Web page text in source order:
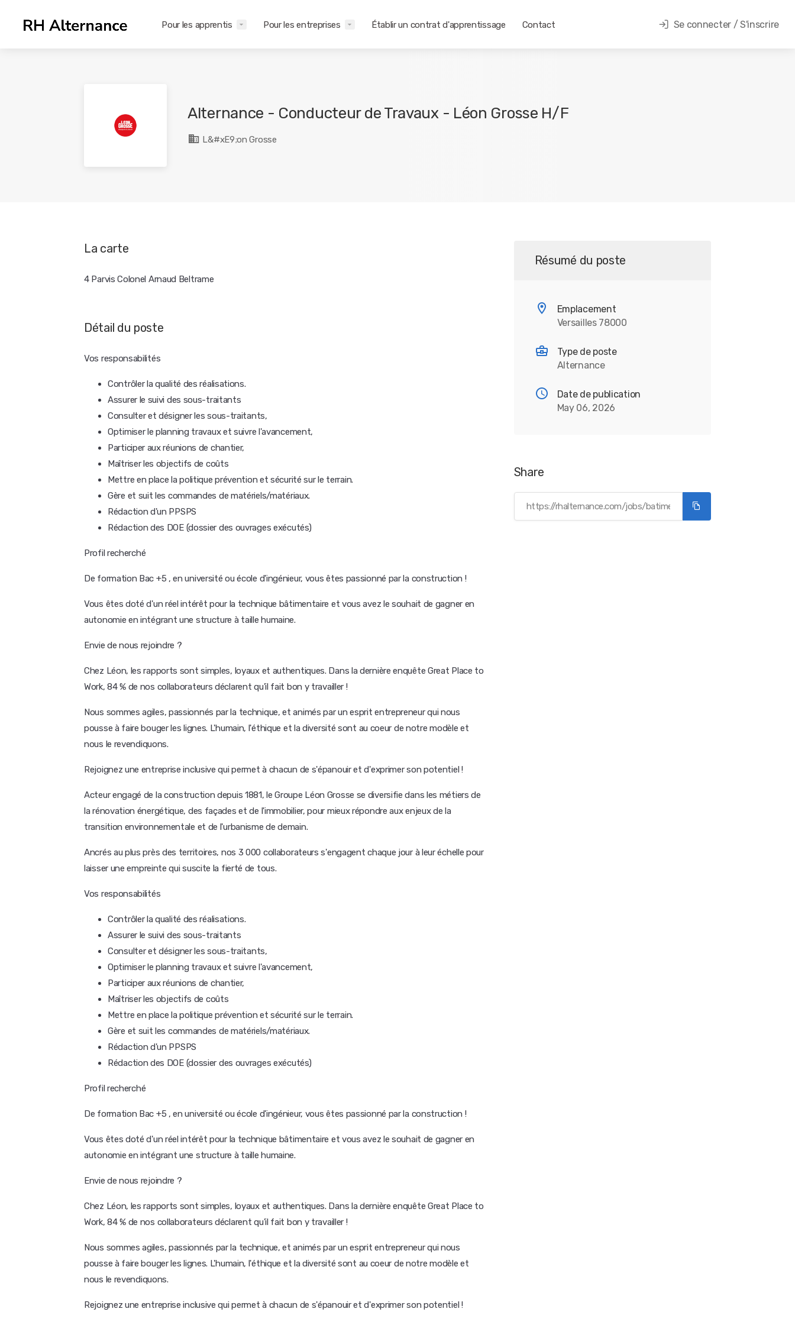
Pour les apprentis Pour les entreprises Établir un contrat d'apprentissage Contact Se connecter / S'inscrire
Alternance - Conducteur de Travaux - Léon Grosse H/F
L&#xE9;on Grosse
La carte
4 Parvis Colonel Arnaud Beltrame
Détail du poste
Vos responsabilités
Contrôler la qualité des réalisations.
Assurer le suivi des sous-traitants
Consulter et désigner les sous-traitants,
Optimiser le planning travaux et suivre l'avancement,
Participer aux réunions de chantier,
Maîtriser les objectifs de coûts
Mettre en place la politique prévention et sécurité sur le terrain.
Gère et suit les commandes de matériels/matériaux.
Rédaction d'un PPSPS
Rédaction des DOE (dossier des ouvrages exécutés)
Profil recherché
De formation Bac +5 , en université ou école d'ingénieur, vous êtes passionné par la construction !
Vous êtes doté d'un réel intérêt pour la technique bâtimentaire et vous avez le souhait de gagner en
autonomie en intégrant une structure à taille humaine.
Envie de nous rejoindre ?
Chez Léon, les rapports sont simples, loyaux et authentiques. Dans la dernière enquête Great Place to
Work, 84 % de nos collaborateurs déclarent qu'il fait bon y travailler !
Nous sommes agiles, passionnés par la technique, et animés par un esprit entrepreneur qui nous
pousse à faire bouger les lignes. L'humain, l'éthique et la diversité sont au coeur de notre modèle et
nous le revendiquons.
Rejoignez une entreprise inclusive qui permet à chacun de s'épanouir et d'exprimer son potentiel !
Acteur engagé de la construction depuis 1881, le Groupe Léon Grosse se diversifie dans les métiers de
la rénovation énergétique, des façades et de l'immobilier, pour mieux répondre aux enjeux de la
transition environnementale et de l'urbanisme de demain.
Ancrés au plus près des territoires, nos 3 000 collaborateurs s'engagent chaque jour à leur échelle pour
laisser une empreinte qui suscite la fierté de tous.
Vos responsabilités
Contrôler la qualité des réalisations.
Assurer le suivi des sous-traitants
Consulter et désigner les sous-traitants,
Optimiser le planning travaux et suivre l'avancement,
Participer aux réunions de chantier,
Maîtriser les objectifs de coûts
Mettre en place la politique prévention et sécurité sur le terrain.
Gère et suit les commandes de matériels/matériaux.
Rédaction d'un PPSPS
Rédaction des DOE (dossier des ouvrages exécutés)
Profil recherché
De formation Bac +5 , en université ou école d'ingénieur, vous êtes passionné par la construction !
Vous êtes doté d'un réel intérêt pour la technique bâtimentaire et vous avez le souhait de gagner en
autonomie en intégrant une structure à taille humaine.
Envie de nous rejoindre ?
Chez Léon, les rapports sont simples, loyaux et authentiques. Dans la dernière enquête Great Place to
Work, 84 % de nos collaborateurs déclarent qu'il fait bon y travailler !
Nous sommes agiles, passionnés par la technique, et animés par un esprit entrepreneur qui nous
pousse à faire bouger les lignes. L'humain, l'éthique et la diversité sont au coeur de notre modèle et
nous le revendiquons.
Rejoignez une entreprise inclusive qui permet à chacun de s'épanouir et d'exprimer son potentiel !
Résumé du poste
Emplacement
Versailles 78000
Type de poste
Alternance
Date de publication
May 06, 2026
Share